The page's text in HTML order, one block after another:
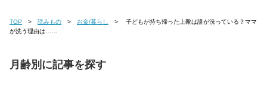
TOP 読みもの お金/暮らし
が洗う理由は……
月齢別に記事を探す